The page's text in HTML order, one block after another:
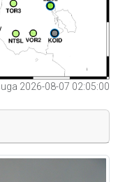
2026-08-07 02:05:00